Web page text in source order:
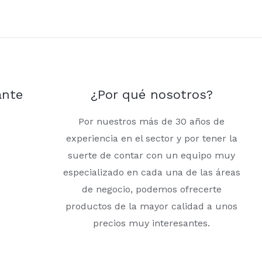
¿Por qué nosotros?
Por nuestros más de 30 años de
experiencia en el sector y por tener la
suerte de contar con un equipo muy
especializado en cada una de las áreas
de negocio, podemos ofrecerte
productos de la mayor calidad a unos
precios muy interesantes.